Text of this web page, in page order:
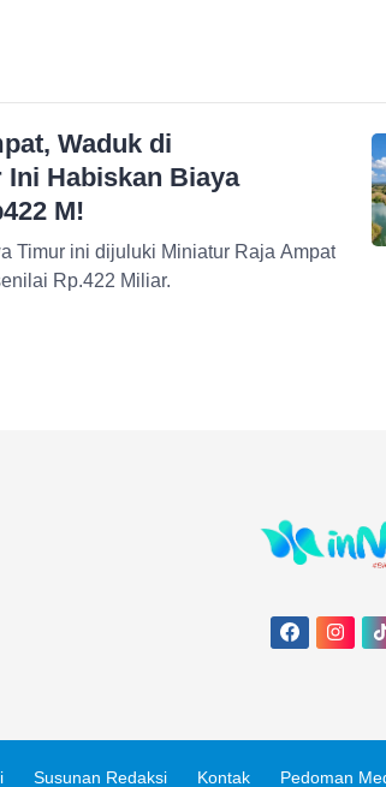
Waduk di
Habiskan Biaya
M!
Timur ini dijuluki Miniatur Raja Ampat
Rp.422 Miliar.
Susunan Redaksi Kontak Pedoman